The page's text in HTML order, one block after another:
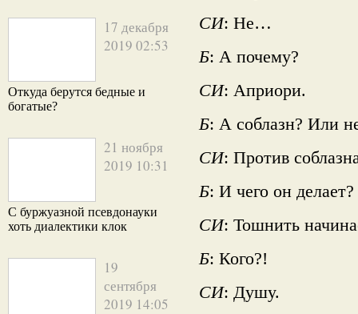
17 декабря
2019 02:53
Откуда берутся бедные и
богатые?
21 ноября
2019 10:31
С буржуазной псевдонауки
хоть диалектики клок
19
сентября
2019 14:05
СИ: Не…
Б: А почему?
СИ: Априори.
Б: А соблазн? Или
СИ: Против
Б: И чего он делает?
СИ: Тошнить
Б: Кого?!
СИ: Душу.